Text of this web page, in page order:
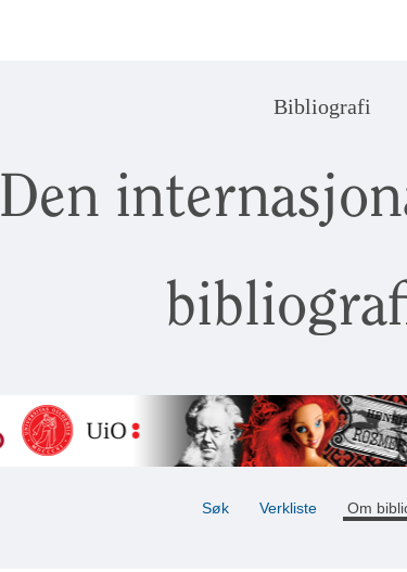
Bibliografi
Den
Søk Verkliste Om